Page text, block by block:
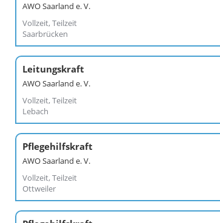
AWO Saarland e. V.
Vollzeit, Teilzeit
Saarbrücken
Leitungskraft
AWO Saarland e. V.
Vollzeit, Teilzeit
Lebach
Pflegehilfskraft
AWO Saarland e. V.
Vollzeit, Teilzeit
Ottweiler